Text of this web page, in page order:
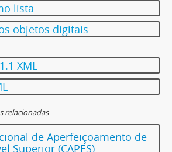
lista
objetos digitais
XML
relacionadas
de Aperfeiçoamento de
Superior (CAPES)